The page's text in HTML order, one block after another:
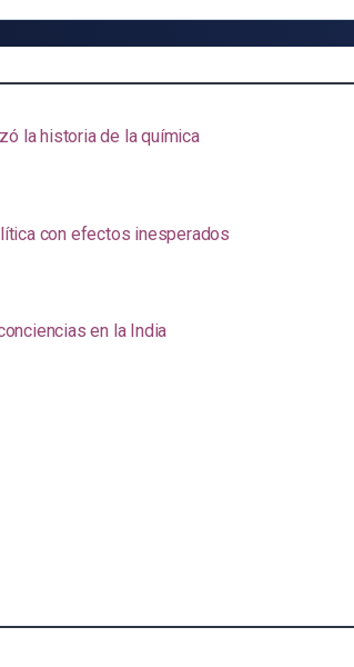
la historia de la química
con efectos inesperados
en la India